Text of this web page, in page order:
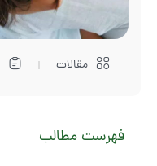
مقالات
فهرست مطالب